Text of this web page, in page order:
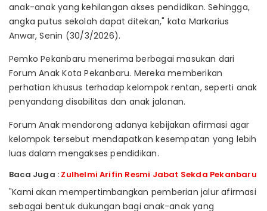
anak-anak yang kehilangan akses pendidikan. Sehingga,
angka putus sekolah dapat ditekan," kata Markarius
Anwar, Senin (30/3/2026).
Pemko Pekanbaru menerima berbagai masukan dari
Forum Anak Kota Pekanbaru. Mereka memberikan
perhatian khusus terhadap kelompok rentan, seperti anak
penyandang disabilitas dan anak jalanan.
Forum Anak mendorong adanya kebijakan afirmasi agar
kelompok tersebut mendapatkan kesempatan yang lebih
luas dalam mengakses pendidikan.
Baca Juga : Zulhelmi Arifin Resmi Jabat Sekda Pekanbaru
"Kami akan mempertimbangkan pemberian jalur afirmasi
sebagai bentuk dukungan bagi anak-anak yang